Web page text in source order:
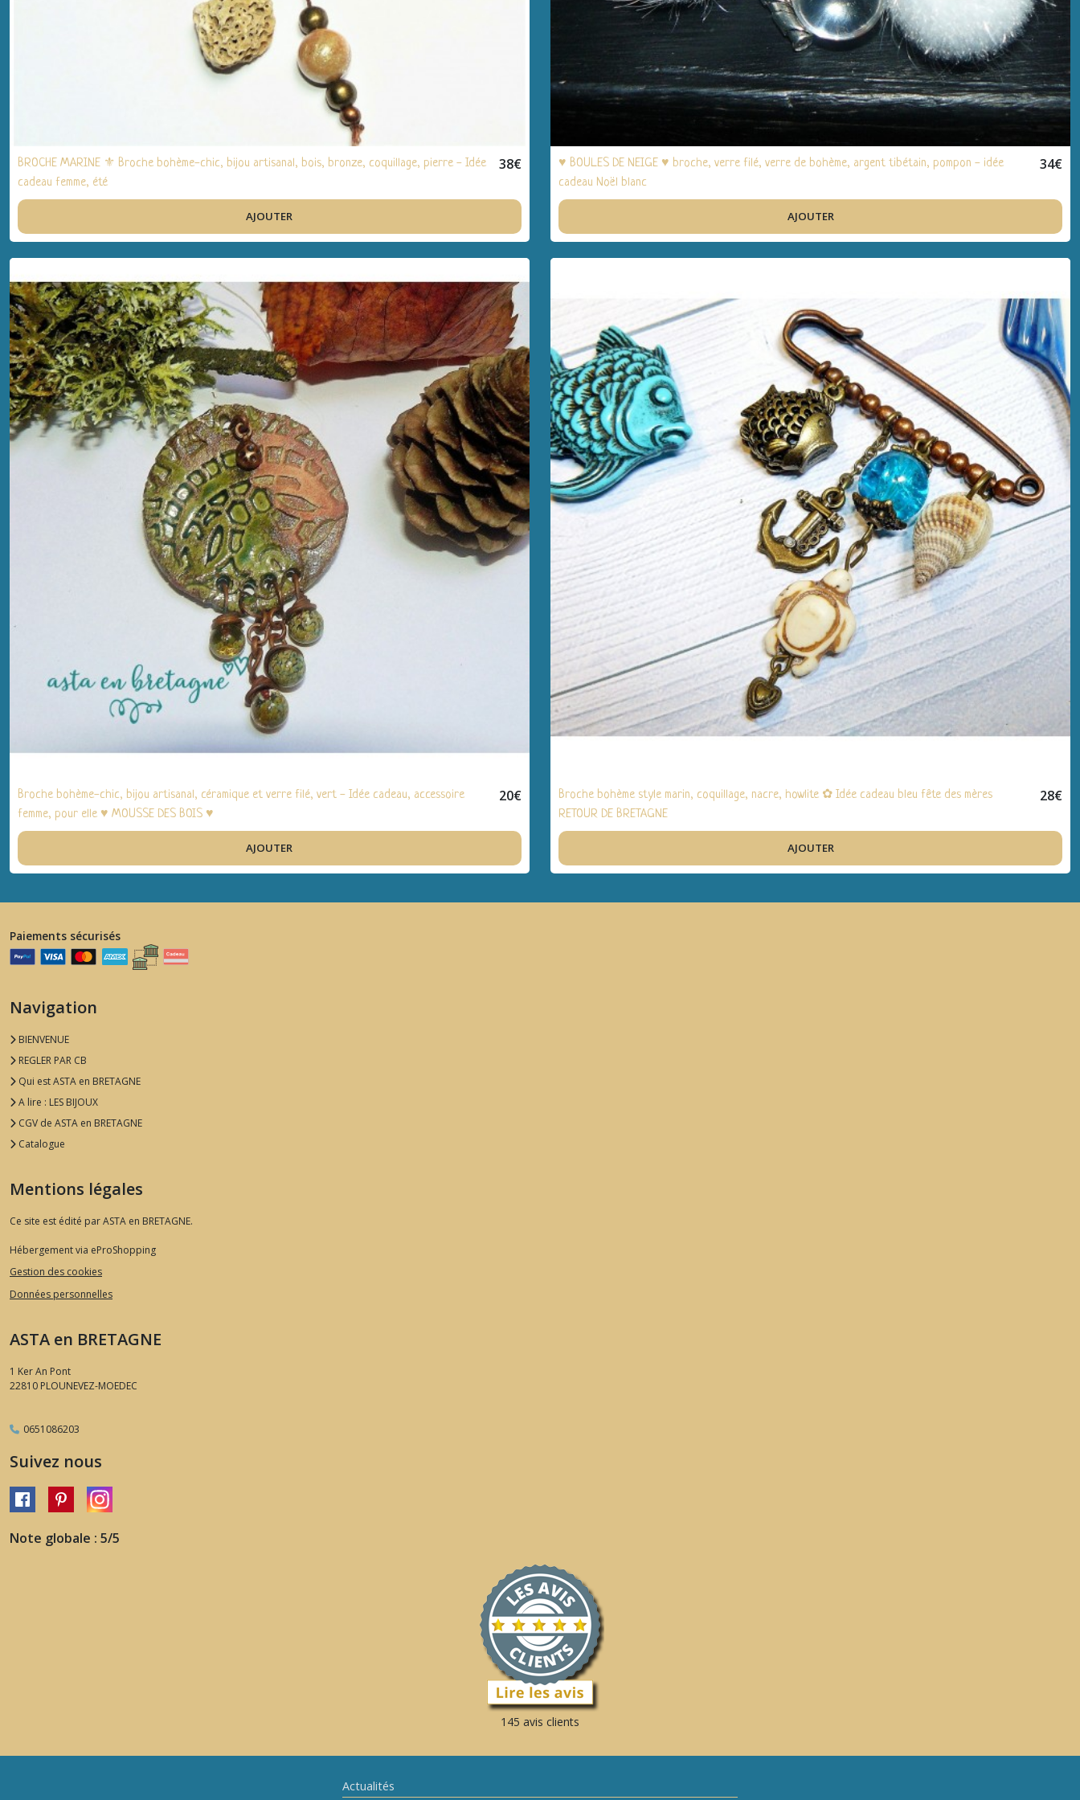
BROCHE MARINE ⚜ Broche bohème-chic, bijou artisanal, bois, bronze, coquillage, pierre - Idée
cadeau femme, été
38€
AJOUTER
♥ BOULES DE NEIGE ♥ broche, verre filé, verre de bohème, argent tibétain, pompon - idée
cadeau Noël blanc
34€
AJOUTER
Broche bohème-chic, bijou artisanal, céramique et verre filé, vert - Idée cadeau, accessoire
femme, pour elle ♥ MOUSSE DES BOIS ♥
20€
AJOUTER
Broche bohème style marin, coquillage, nacre, howlite ✿ Idée cadeau bleu fête des mères
RETOUR DE BRETAGNE
28€
AJOUTER
résultats
Paiements sécurisés
Navigation
BIENVENUE
REGLER PAR CB
Qui est ASTA en BRETAGNE
A lire : LES BIJOUX
CGV de ASTA en BRETAGNE
Catalogue
Mentions légales
Ce site est édité par ASTA en BRETAGNE.
Hébergement via eProShopping
Gestion des cookies
Données personnelles
ASTA en BRETAGNE
1 Ker An Pont
22810 PLOUNEVEZ-MOEDEC
0651086203
Suivez nous
Note globale : 5/5
145 avis clients
Actualités